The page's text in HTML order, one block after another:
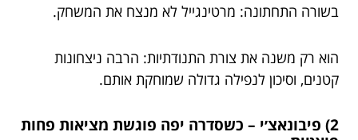
בשורה התחתונה: מרטינגייל לא מנצח את המשחק.
הוא רק משנה את צורת התנודתיות: הרבה ניצחונות
קטנים, וסיכון לנפילה גדולה שמוחקת אותם.
2) פיבונאצ׳י – כשסדרה יפה פוגשת מציאות פחות